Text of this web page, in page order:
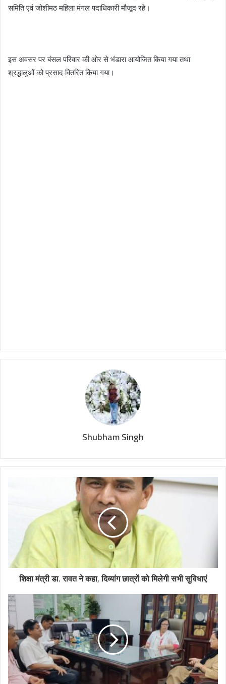
समिति एवं जोशीमठ महिला मंगल पदाधिकारी मौजूद रहे।
इस अवसर पर बंसल परिवार की ओर से भंडारा आयोजित किया गया तथा
श्रद्धालुओं को प्रसाद वितरित किया गया।
Shubham Singh
शिक्षा मंत्री डा. रावत ने कहा, दिव्यांग छात्रों को मिलेगी सभी सुविधाएं